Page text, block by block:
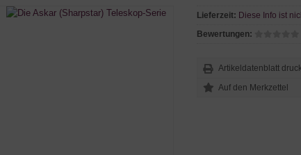
Lieferzeit: Diese Info ist
Bewertungen:
Artikeldatenblatt